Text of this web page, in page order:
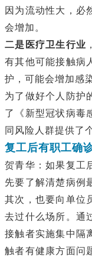
因为流动性大，必
会增加。
二是医疗卫生行业
有其他可能接触病
护，可能会增加感
为了做好个人防护
了《新型冠状病毒
同风险人群提供了
复工后有职工确
贺青华：如果复工
先要了解清楚病例
其次，也要向单位
去过什么场所。通
接触者实施集中隔
触者有健康方面问